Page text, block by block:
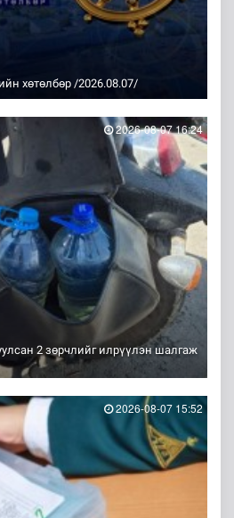
хөтөлбөр /2026.08.07/
2 зөрчлийг илрүүлэн шалгаж
2026-08-07 16:24
2026-08-07 15:52